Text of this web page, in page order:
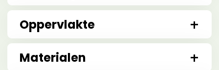
Oppervlakte
Materialen